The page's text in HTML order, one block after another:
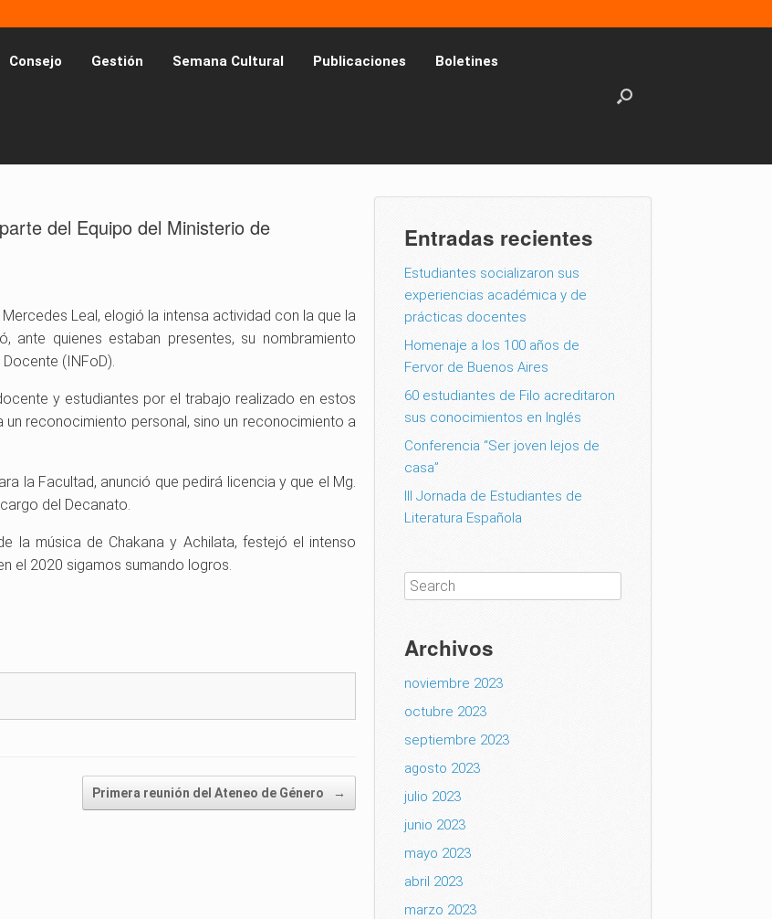
Consejo Gestión Semana Cultural Publicaciones Boletines
del Equipo del Ministerio de
Leal, elogió la intensa actividad con la que la
ante quienes estaban presentes, su nombramiento
(INFoD).
y estudiantes por el trabajo realizado en estos
reconocimiento personal, sino un reconocimiento a
la Facultad, anunció que pedirá licencia y que el Mg.
del Decanato.
la música de Chakana y Achilata, festejó el intenso
el 2020 sigamos sumando logros.
Primera reunión del Ateneo de Género →
Entradas recientes
Estudiantes socializaron sus
experiencias académica y de
prácticas docentes
Homenaje a los 100 años de
Fervor de Buenos Aires
60 estudiantes de Filo acreditaron
sus conocimientos en Inglés
Conferencia “Ser joven lejos de
casa”
III Jornada de Estudiantes de
Literatura Española
Archivos
noviembre 2023
octubre 2023
septiembre 2023
agosto 2023
julio 2023
junio 2023
mayo 2023
abril 2023
marzo 2023